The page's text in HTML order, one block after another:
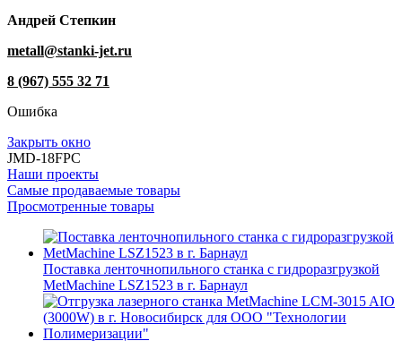
Андрей Степкин
metall@stanki-jet.ru
8 (967) 555 32 71
Ошибка
Закрыть окно
JMD-18FPC
Наши проекты
Самые продаваемые товары
Просмотренные товары
Поставка ленточнопильного станка c гидроразгрузкой
MetMachine LSZ1523 в г. Барнаул